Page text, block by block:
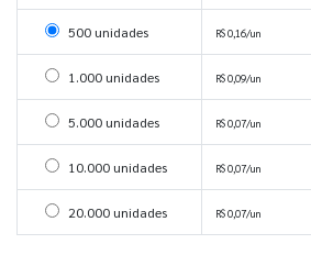
Selecionar 500 unidades
500 unidades R$ 0,16/un
Selecionar 1000 unidades
1.000 unidades R$ 0,09/un
Selecionar 5000 unidades
5.000 unidades R$ 0,07/un
Selecionar 10000 unidades
10.000 unidades R$ 0,07/un
Selecionar 20000 unidades
20.000 unidades R$ 0,07/un